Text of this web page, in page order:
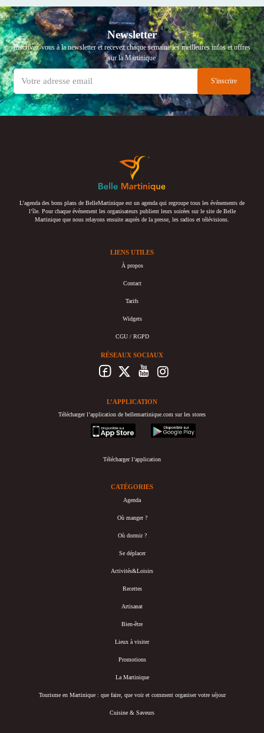
Newsletter
Inscrivez-vous à la newsletter et recevez chaque semaine les meilleures infos et offres
sur la Martinique
L’agenda des bons plans de BelleMartinique est un agenda qui regroupe tous les événements de
l’île. Pour chaque événement les organisateurs publient leurs soirées sur le site de Belle
Martinique que nous relayons ensuite auprès de la presse, les radios et télévisions.
LIENS UTILES
À propos
Contact
Tarifs
Widgets
CGU / RGPD
RÉSEAUX SOCIAUX
L’APPLICATION
Télécharger l’application de bellemartinique.com sur les stores
appstore
googleplay
Télécharger l’application
CATÉGORIES
Agenda
Où manger ?
Où dormir ?
Se déplacer
Activités&Loisirs
Recettes
Artisanat
Bien-être
Lieux à visiter
Promotions
La Martinique
Tourisme en Martinique : que faire, que voir et comment organiser votre séjour
Cuisine & Saveurs